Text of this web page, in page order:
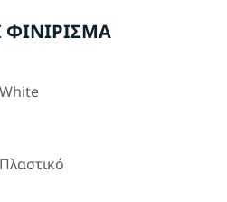
ΦΙΝΊΡΙΣΜΑ
White
Πλαστικό